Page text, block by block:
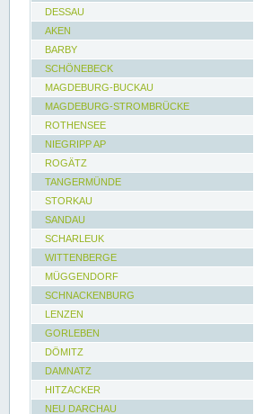
DESSAU
AKEN
BARBY
SCHÖNEBECK
MAGDEBURG-BUCKAU
MAGDEBURG-STROMBRÜCKE
ROTHENSEE
NIEGRIPP AP
ROGÄTZ
TANGERMÜNDE
STORKAU
SANDAU
SCHARLEUK
WITTENBERGE
MÜGGENDORF
SCHNACKENBURG
LENZEN
GORLEBEN
DÖMITZ
DAMNATZ
HITZACKER
NEU DARCHAU